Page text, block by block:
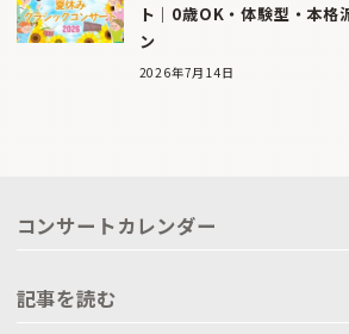
ト｜0歳OK・体験型・本格
ン
2026年7月14日
コンサートカレンダー
記事を読む